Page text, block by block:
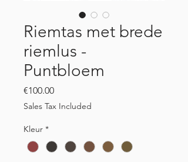
Riemtas met brede
riemlus -
Puntbloem
€100.00Price
Sales Tax Included
Kleur *